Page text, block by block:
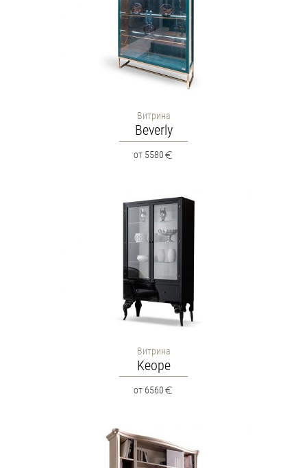
Витрина
Beverly
от 5580
Витрина
Keope
от 6560